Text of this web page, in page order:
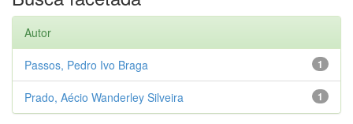
Autor
1
Passos, Pedro Ivo Braga
1
Prado, Aécio Wanderley Silveira